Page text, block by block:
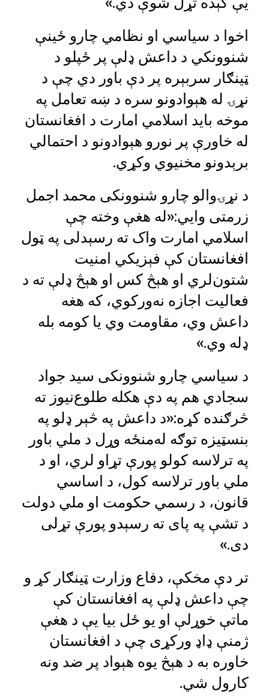
اخوا د سیاسي او نظامي چارو ځینې
شنوونکي د داعش ډلې پر ځپلو د
ټينګار سربېره پر دې باور دي چې د
نړۍ له هېوادونو سره د ښه تعامل په
موخه باید اسلامي امارت د افغانستان
له خاورې پر نورو هېوادونو د احتمالي
برېدونو مخنیوي وکړي.
د نړۍوالو چارو شنوونکی محمد اجمل
زرمتی وايي:«له هغې وخته چې
اسلامي امارت واک ته رسېدلی په ټول
افغانستان کې فېزیکي امنیت
شتون‌لري او هېڅ کس او هېڅ ډلې ته د
فعالیت اجازه نه‌ورکوي، که هغه
داعش وي، مقاومت وي یا کومه بله
ډله وي.»
د سیاسي چارو شنوونکی سید جواد
سجادي هم په دې هکله طلوع‌نیوز ته
څرګنده کړه:«د داعش په څېر ډلو په
بنسټيزه توګه له‌منځه وړل د ملي باور
په ترلاسه کولو پورې تړاو لري، او د
ملي باور ترلاسه کول، د اساسي
قانون، د رسمي حکومت او ملي دولت
د تشې په پای ته رسېدو پورې تړلی
دی.»
تر دې مخکې، دفاع وزارت ټینګار کړ و
چې داعش ډلې په افغانستان کې
ماتې خوړلې او یو ځل بیا یې د هغې
ژمنې ډاډ ورکړی چې د افغانستان
خاوره به د هېڅ یوه هېواد پر ضد ونه
کارول شي.